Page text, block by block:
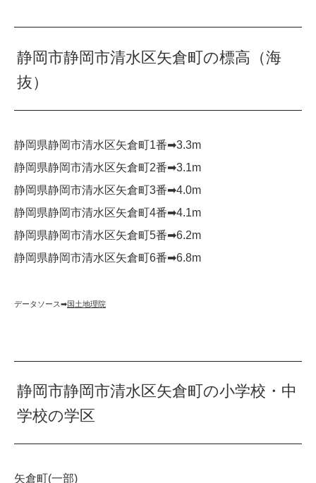
静岡市静岡市清水区矢倉町の標高（海
抜）
静岡県静岡市清水区矢倉町1番➡︎3.3m
静岡県静岡市清水区矢倉町2番➡︎3.1m
静岡県静岡市清水区矢倉町3番➡︎4.0m
静岡県静岡市清水区矢倉町4番➡︎4.1m
静岡県静岡市清水区矢倉町5番➡︎6.2m
静岡県静岡市清水区矢倉町6番➡︎6.8m
データソース➡︎国土地理院
静岡市静岡市清水区矢倉町の小学校・中
学校の学区
矢倉町(一部)